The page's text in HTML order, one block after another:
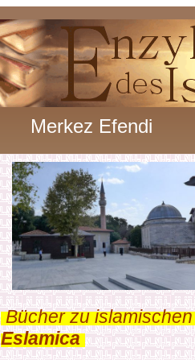
Merkez Efendi
.Bücher zu
Eslamica.